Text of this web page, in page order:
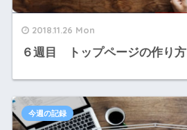
2018.11.26 Mon
６週目 トップページの作り方
今週の記録